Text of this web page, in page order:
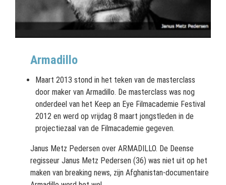
Armadillo
Maart 2013 stond in het teken van de masterclass
door maker van Armadillo. De masterclass was nog
onderdeel van het Keep an Eye Filmacademie Festival
2012 en werd op vrijdag 8 maart jongstleden in de
projectiezaal van de Filmacademie gegeven.
Janus Metz Pedersen over ARMADILLO. De Deense
regisseur Janus Metz Pedersen (36) was niet uit op het
maken van breaking news, zijn Afghanistan-documentaire